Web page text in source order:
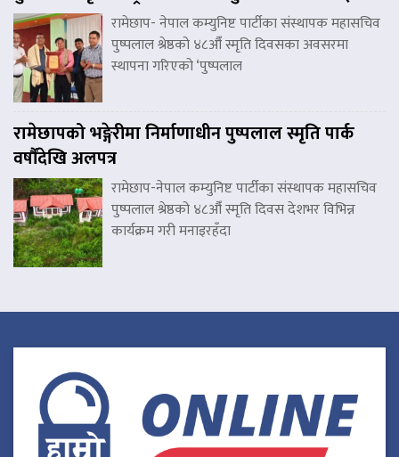
रामेछाप- नेपाल कम्युनिष्ट पार्टीका संस्थापक महासचिव
पुष्पलाल श्रेष्ठको ४८औँ स्मृति दिवसका अवसरमा
स्थापना गरिएको ‘पुष्पलाल
रामेछापको भङ्गेरीमा निर्माणाधीन पुष्पलाल स्मृति पार्क
वर्षौंदेखि अलपत्र
रामेछाप-नेपाल कम्युनिष्ट पार्टीका संस्थापक महासचिव
पुष्पलाल श्रेष्ठको ४८औँ स्मृति दिवस देशभर विभिन्न
कार्यक्रम गरी मनाइरहँदा